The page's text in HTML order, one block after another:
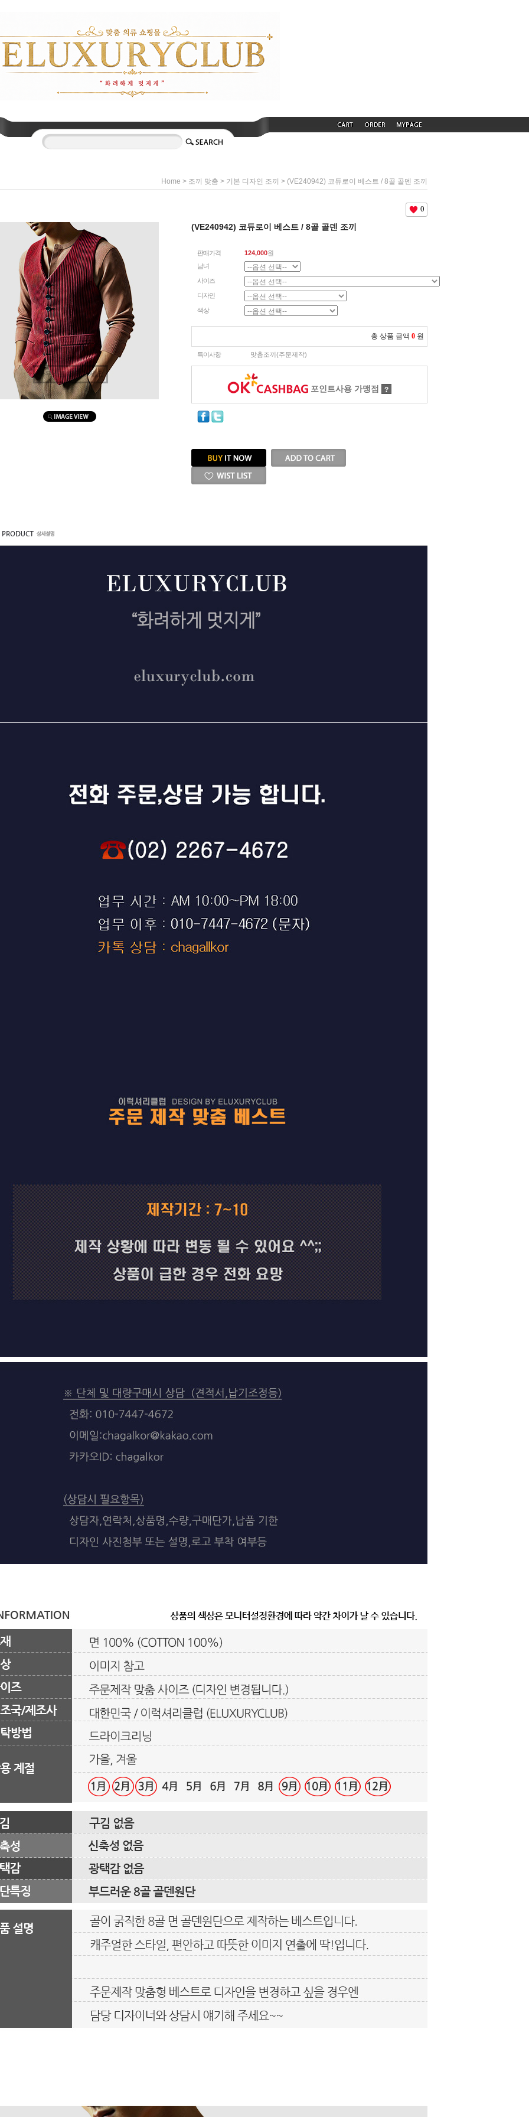
Home > 조끼 맞춤 > 기본 디자인 조끼 > (VE240942) 코듀로이 베스트 / 8골 골덴 조끼
마우스를 올려보세요
0
(VE240942) 코듀로이 베스트 / 8골 골덴 조끼
판매가격 124,000원
남녀
사이즈
디자인
색상
총 상품 금액 0 원
특이사항 맞춤조끼(주문제작)
포인트사용 가맹점 ?